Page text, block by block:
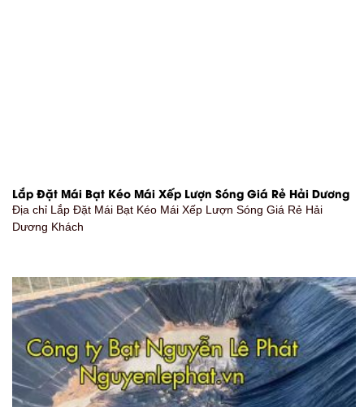
Lắp Đặt Mái Bạt Kéo Mái Xếp Lượn Sóng Giá Rẻ Hải Dương
Địa chỉ Lắp Đặt Mái Bạt Kéo Mái Xếp Lượn Sóng Giá Rẻ Hải
Dương Khách